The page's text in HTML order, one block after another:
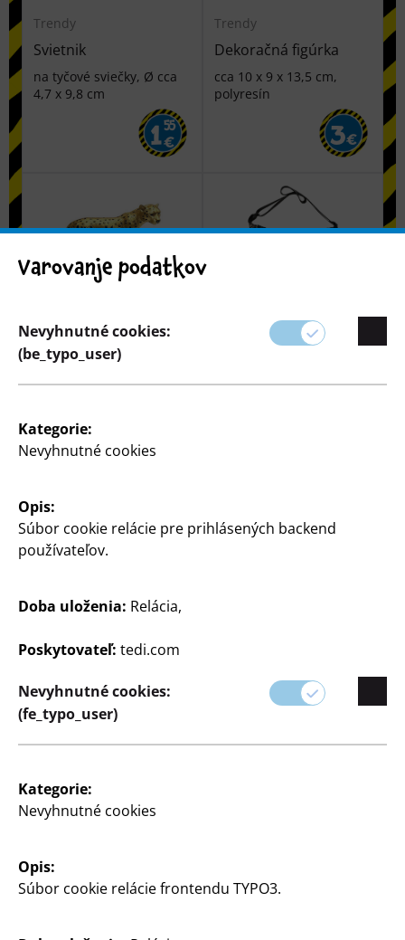
Trendy
Svietnik
na tyčové sviečky, Ø cca
4,7 x 9,8 cm
1 55
€
Trendy
Dekoračná figúrka
cca 10 x 9 x 13,5 cm,
polyresín
3 €
Dekoračná figúrka
cca 42 x 13 x 26,5 cm,
Taška cez rameno
na odkladanie vecí, cca
27 x 10 x 8 cm, rôzne
závislosti od dizajnu,
rôzne dizajny
10
Varovanje podatkov
Nevyhnutné cookies:
(be_typo_user)
Kategorie:
Nevyhnutné cookies
Opis:
Súbor cookie relácie pre prihlásených backend
používateľov.
Doba uloženia: Relácia,
Poskytovateľ: tedi.com
Nevyhnutné cookies:
(fe_typo_user)
Kategorie:
Nevyhnutné cookies
Opis:
Súbor cookie relácie frontendu TYPO3.